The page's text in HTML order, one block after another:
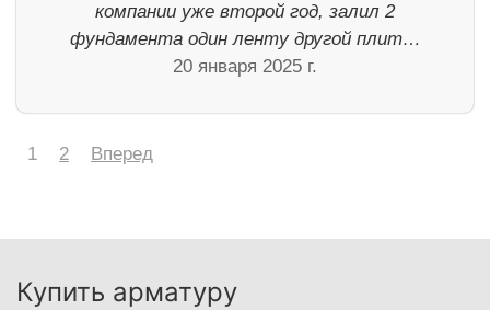
компании уже второй год, залил 2
фундамента один ленту другой плит…
20 января 2025 г.
1 2 Вперед
Купить арматуру